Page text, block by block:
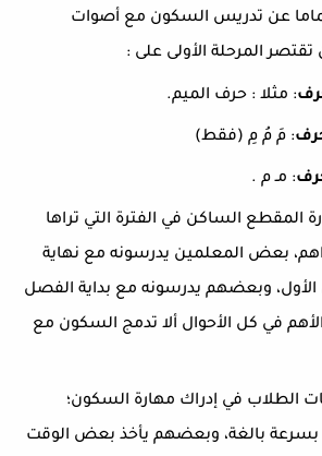
عن تدريس السكون مع أصوات
تقتصر المرحلة الأولى على :
: مثلا : حرف الميم.
: مَ مُ مِ (فقط)
: مـ م .
المقطع الساكن في الفترة التي تراها
بعض المعلمين يدرسونه مع نهاية
وبعضهم يدرسونه مع بداية الفصل
الأهم في كل الأحوال ألا تدمج السكون مع
الطلاب في إدراك مهارة السكون؛
بالغة، وبعضهم يأخذ بعض الوقت